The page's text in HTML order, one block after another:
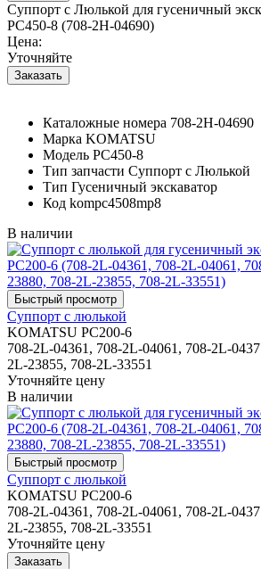
Суппорт с Люлькой для гусеничный
PC450-8 (708-2H-04690)
Цена:
Уточняйте
Каталожные номера 708-2H-04690
Марка KOMATSU
Модель PC450-8
Тип запчасти Суппорт с Люлькой
Тип Гусеничный экскаватор
Код kompc4508mp8
В наличии
Суппорт с люлькой
KOMATSU PC200-6
708-2L-04361, 708-2L-04061, 708-2L-
2L-23855, 708-2L-33551
Уточняйте цену
В наличии
Суппорт с люлькой
KOMATSU PC200-6
708-2L-04361, 708-2L-04061, 708-2L-
2L-23855, 708-2L-33551
Уточняйте цену